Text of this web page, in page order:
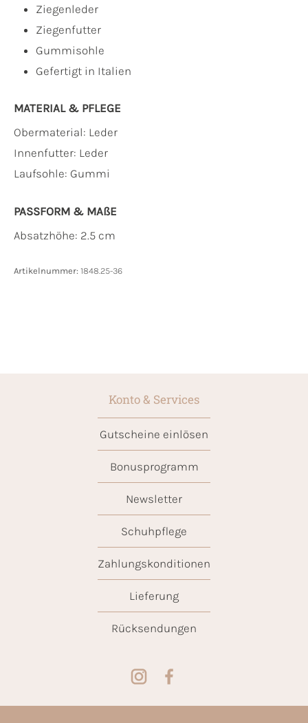
Ziegenleder
Ziegenfutter
Gummisohle
Gefertigt in Italien
MATERIAL & PFLEGE
Obermaterial: Leder
Innenfutter: Leder
Laufsohle: Gummi
PASSFORM & MAẞE
Absatzhöhe: 2.5 cm
Artikelnummer: 1848.25-36
Konto & Services
Gutscheine einlösen
Bonusprogramm
Newsletter
Schuhpflege
Zahlungskonditionen
Lieferung
Rücksendungen